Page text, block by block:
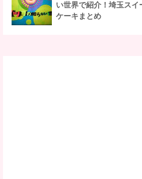
い世界で紹介！埼玉スイ
ケーキまとめ